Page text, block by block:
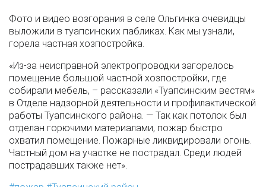
Фото и видео возгорания в селе Ольгинка очевидцы
выложили в туапсинских пабликах. Как мы узнали,
горела частная хозпостройка.
«Из-за неисправной электропроводки загорелось
помещение большой частной хозпостройки, где
собирали мебель, – рассказали «Туапсинским вестям»
в Отделе надзорной деятельности и профилактической
работы Туапсинского района. — Так как потолок был
отделан горючими материалами, пожар быстро
охватил помещение. Пожарные ликвидировали огонь.
Частный дом на участке не пострадал. Среди людей
пострадавших также нет».